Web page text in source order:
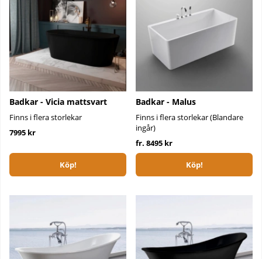
Badkar - Vicia mattsvart
Finns i flera storlekar
7995 kr
Köp!
Badkar - Malus
Finns i flera storlekar (Blandare
ingår)
fr. 8495 kr
Köp!